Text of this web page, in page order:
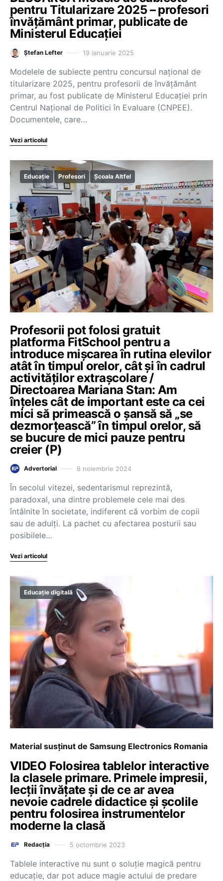
pentru Titularizare 2025 – profesori
învățământ primar, publicate de
Ministerul Educației
Ștefan Lefter 19 ianuarie 2025
Modelele de subiecte pentru concursul național de
titularizare 2025, pentru profesorii de învățământ
primar, au fost publicate de Ministerul Educației prin
Centrul Național de Politici în Evaluare (CNPEE).
Documentele, care…
Vezi articolul
Educație Profesori Școala Altfel
Profesorii pot folosi gratuit
platforma FitSchool pentru a
introduce mișcarea în rutina elevilor
atât în timpul orelor, cât și în cadrul
activităților extrașcolare /
Directoarea Mariana Stan: Am
înțeles cât de important este ca cei
mici să primească o șansă să „se
dezmorțească” în timpul orelor, să
se bucure de mici pauze pentru
creier (P)
Advertorial 8 noiembrie 2024
În secolul vitezei, sedentarismul reprezintă,
paradoxal, una dintre problemele cele mai des
întâlnite în societate, indiferent că vorbim de copii
sau de adulți. La pachet cu afectarea posturii sau
posibilele…
Vezi articolul
Educație digitală
Material susținut de Samsung Electronics Romania
VIDEO Folosirea tablelor interactive
la clasele primare. Primele impresii,
lecții învățate și de ce ar avea
nevoie cadrele didactice și școlile
pentru folosirea instrumentelor
moderne la clasă
Redacția 5 octombrie 2023
Tablele interactive nu sunt o soluție magică pentru
educație, dar pot aduce magie actului de predare